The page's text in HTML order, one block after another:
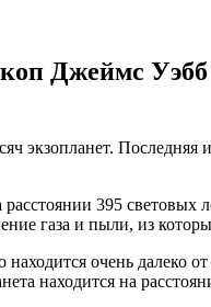
Джеймс
экзопланет.
395 световых
газа и пыли, из
очень далеко
находится на